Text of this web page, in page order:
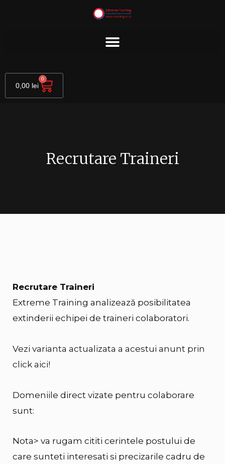
0,00 lei
0
Cart
Recrutare Traineri
Recrutare Traineri
Extreme Training analizează posibilitatea
extinderii echipei de traineri colaboratori.
Vezi varianta actualizata a acestui anunt prin
click aici!
Domeniile direct vizate pentru colaborare
sunt:
Nota> va rugam cititi cerintele postului de
care sunteti interesati si precizarile cadru de